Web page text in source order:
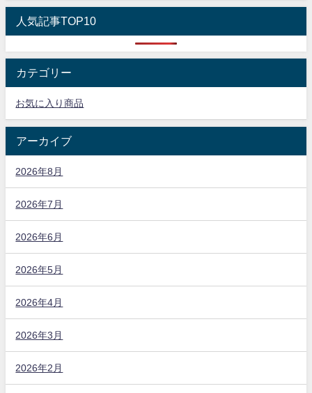
人気記事TOP10
カテゴリー
お気に入り商品
アーカイブ
2026年8月
2026年7月
2026年6月
2026年5月
2026年4月
2026年3月
2026年2月